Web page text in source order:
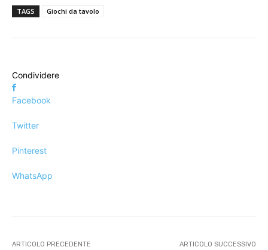
TAGS Giochi da tavolo
Condividere
Facebook
Twitter
Pinterest
WhatsApp
ARTICOLO PRECEDENTE ARTICOLO SUCCESSIVO